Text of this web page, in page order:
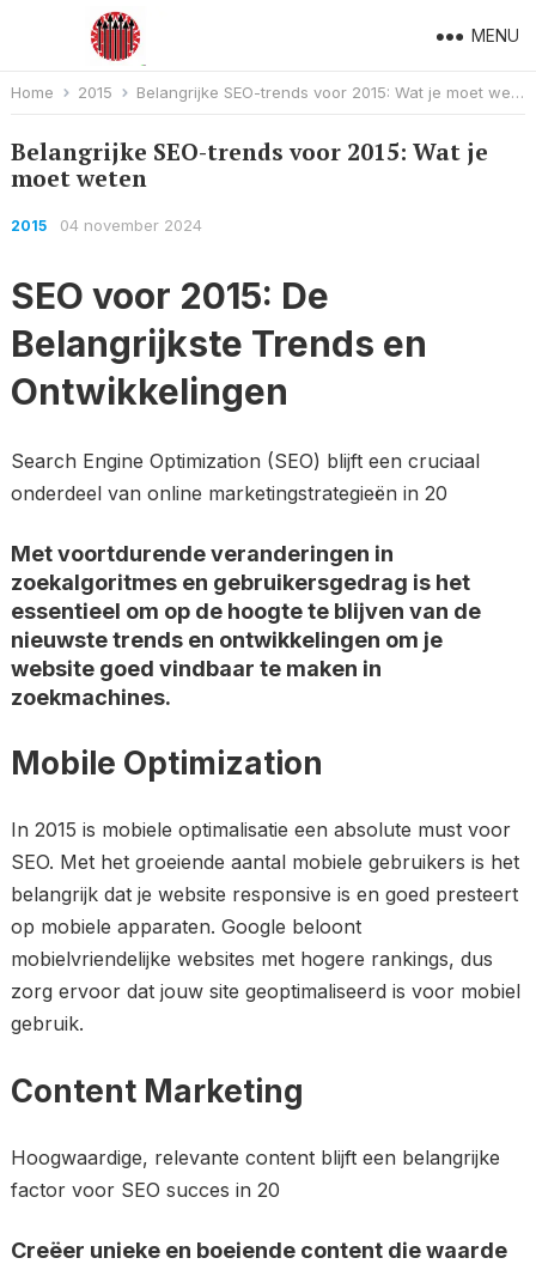
MENU
Home 2015 Belangrijke SEO-trends voor 2015: Wat je moet weten
Belangrijke SEO-trends voor 2015: Wat je
moet weten
2015 04 november 2024
SEO voor 2015: De
Belangrijkste Trends en
Ontwikkelingen
Search Engine Optimization (SEO) blijft een cruciaal
onderdeel van online marketingstrategieën in 20
Met voortdurende veranderingen in
zoekalgoritmes en gebruikersgedrag is het
essentieel om op de hoogte te blijven van de
nieuwste trends en ontwikkelingen om je
website goed vindbaar te maken in
zoekmachines.
Mobile Optimization
In 2015 is mobiele optimalisatie een absolute must voor
SEO. Met het groeiende aantal mobiele gebruikers is het
belangrijk dat je website responsive is en goed presteert
op mobiele apparaten. Google beloont
mobielvriendelijke websites met hogere rankings, dus
zorg ervoor dat jouw site geoptimaliseerd is voor mobiel
gebruik.
Content Marketing
Hoogwaardige, relevante content blijft een belangrijke
factor voor SEO succes in 20
Creëer unieke en boeiende content die waarde